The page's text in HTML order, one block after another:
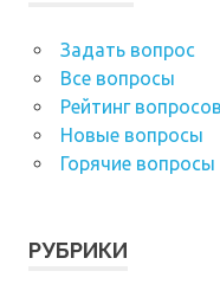
Задать вопрос
Все вопросы
Рейтинг вопросов
Новые вопросы
Горячие вопросы
РУБРИКИ